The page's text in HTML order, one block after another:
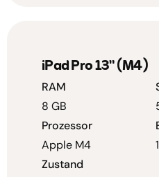
iPad Pro 13" (M4)
RAM
8 GB
Prozessor
Apple M4
Zustand